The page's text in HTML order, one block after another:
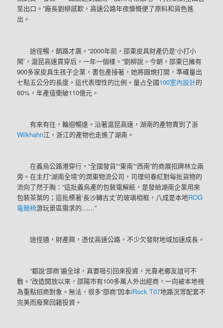
至出口。”廠長劉柳感歎，高速公路年夜慷慨便了原料和貨色進
出。
途徑暢，銷路才廣。“2000年前，邵東皮具財產仍是‘小打小
鬧’，滬昆高速貫穿后，一年一個樣。”劉柳說。今朝，邵東已擁有
900多家皮具生孩子企業，書包產接著，她將圓規打開，準確量出
七點五公分的長度，這代表理性的比例。量占全國100室內設計的
60%，年產值衝破110億元。
有來有往，輪迴暢達。沿著滬昆高速，湖南的產物賣到了浙
Wilkhahn江，浙江的產物也走進了湖南。
在義烏公路港穿行，“全國發貨”“東南”“西南”的商展招牌林立兩
旁。在主打“湖南全境”的潤東物流公司，司理何春紅對每批貨物的
流向了然于胸：“這批義烏產的包裝電解紙，是發給湖南企業用來
包裝茶葉的；這批標著‘長沙轉古丈’的玻璃相框，八成是本地ROG
電競椅游玩景區需求的……”
途徑通，財產興，憑仗高速公路，不少欠發財地域加速成長。
“都說‘邵商’遍全球，真要吸引回來投資，光靠老鄉友誼可不
敷。”改造開放以來，邵陽市有100多萬人外出經商，一向被本地視
為重點招商對象。無法，很多“邵商”因本iRock T07地路況等配套不
完美而廢棄回籍投資。